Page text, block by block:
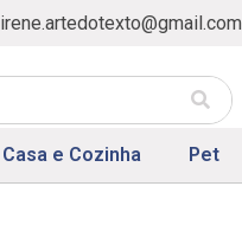
irene.artedotexto@gmail.com
Casa e Cozinha Pet